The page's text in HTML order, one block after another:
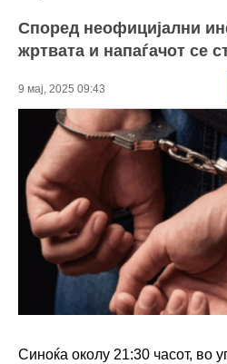
Според неофицијални
жртвата и напаѓачот се
9 мај, 2025 09:43
Синоќа околу 21:30 часот, во